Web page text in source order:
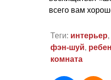
всего вам
Теги: интерьер,
фэн-шуй,
комната